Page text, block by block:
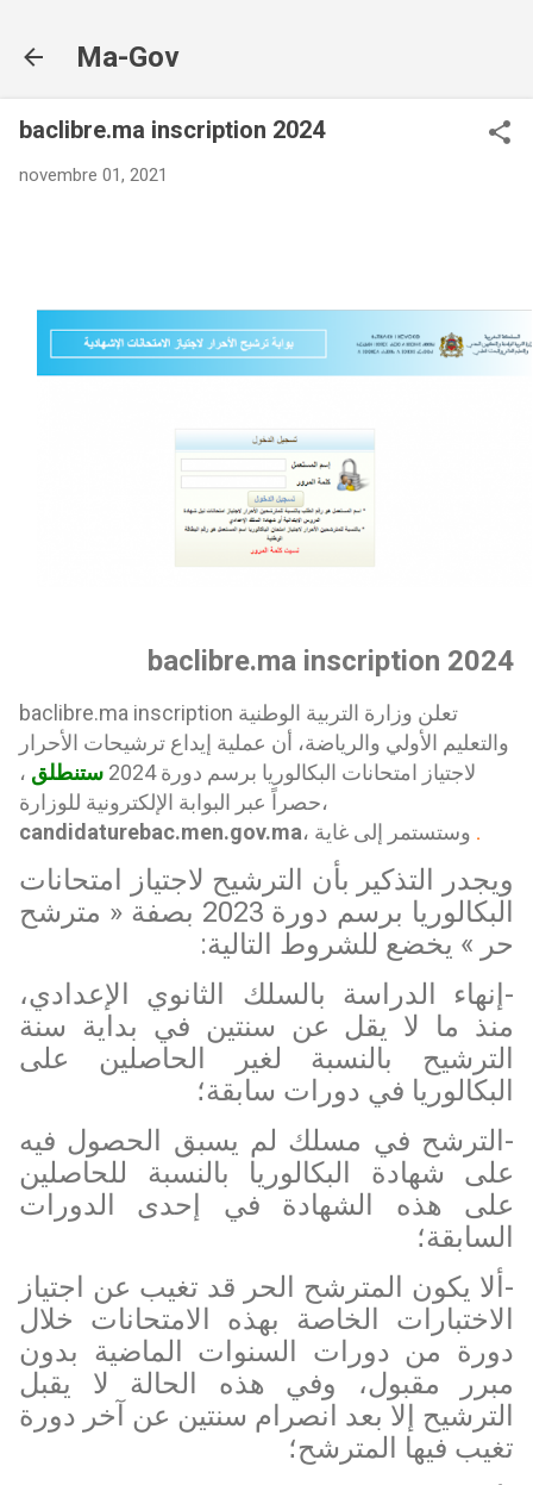
Ma-Gov
baclibre.ma inscription 2024
novembre 01, 2021
baclibre.ma inscription 2024
baclibre.ma inscription تعلن وزارة التربية الوطنية
والتعليم الأولي والرياضة، أن عملية إيداع ترشيحات الأحرار
لاجتياز امتحانات البكالوريا برسم دورة 2024
ستنطلق ،
حصراً عبر البوابة الإلكترونية للوزارة،
candidaturebac.men.gov.ma
.
ويجدر التذكير بأن الترشيح لاجتياز امتحانات
البكالوريا برسم دورة 2023 بصفة « مترشح
حر » يخضع للشروط التالية:
-إنهاء الدراسة بالسلك الثانوي الإعدادي،
منذ ما لا يقل عن سنتين في بداية سنة
الترشيح بالنسبة لغير الحاصلين على
البكالوريا في دورات سابقة؛
-الترشح في مسلك لم يسبق الحصول فيه
على شهادة البكالوريا بالنسبة للحاصلين
على هذه الشهادة في إحدى الدورات
السابقة؛
-ألا يكون المترشح الحر قد تغيب عن اجتياز
الاختبارات الخاصة بهذه الامتحانات خلال
دورة من دورات السنوات الماضية بدون
مبرر مقبول، وفي هذه الحالة لا يقبل
الترشيح إلا بعد انصرام سنتين عن آخر دورة
تغيب فيها المترشح؛